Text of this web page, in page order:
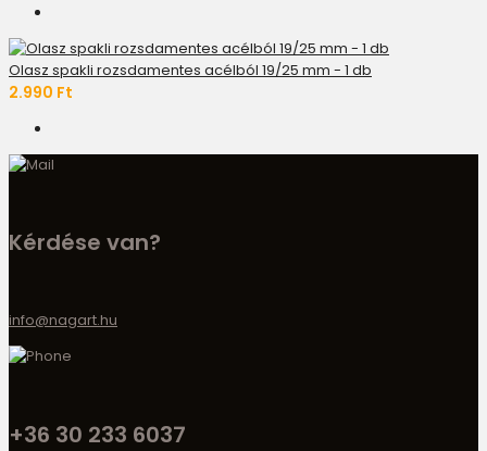
Olasz spakli rozsdamentes acélból 19/25 mm - 1 db
2.990 Ft
Kérdése van?
info@nagart.hu
+36 30 233 6037